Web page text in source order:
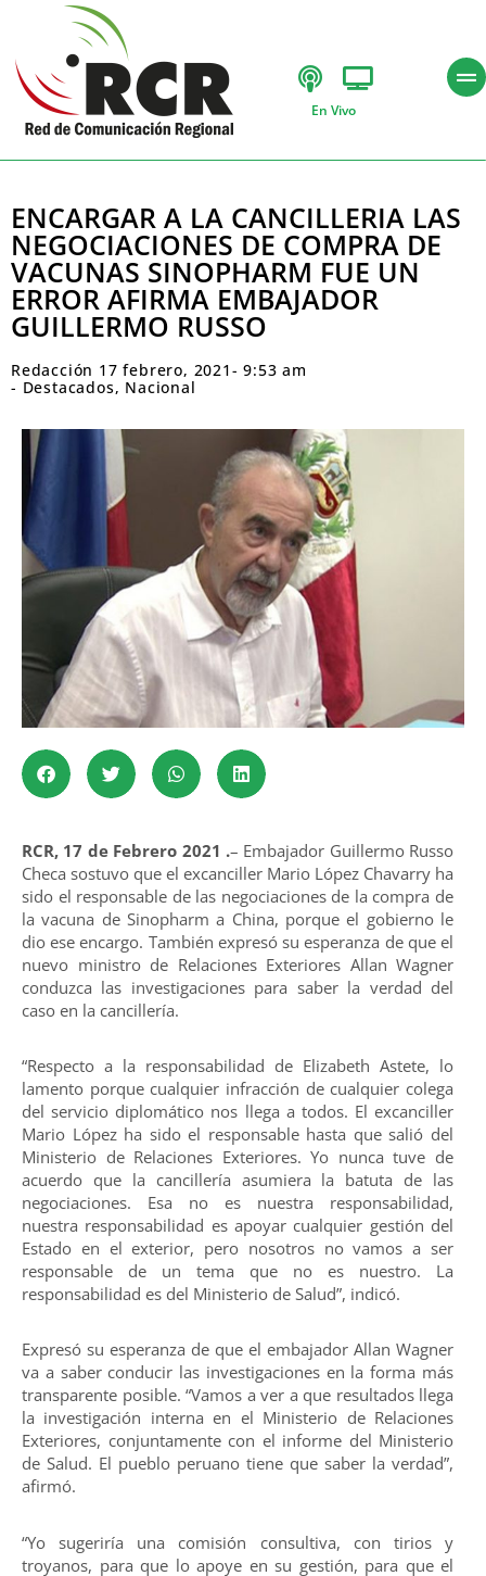
En Vivo
ENCARGAR A LA CANCILLERIA LAS
NEGOCIACIONES DE COMPRA DE
VACUNAS SINOPHARM FUE UN
ERROR AFIRMA EMBAJADOR
GUILLERMO RUSSO
Redacción 17 febrero, 2021- 9:53 am
- Destacados, Nacional
RCR, 17 de Febrero 2021 .– Embajador Guillermo Russo
Checa sostuvo que el excanciller Mario López Chavarry ha
sido el responsable de las negociaciones de la compra de
la vacuna de Sinopharm a China, porque el gobierno le
dio ese encargo. También expresó su esperanza de que el
nuevo ministro de Relaciones Exteriores Allan Wagner
conduzca las investigaciones para saber la verdad del
caso en la cancillería.
“Respecto a la responsabilidad de Elizabeth Astete, lo
lamento porque cualquier infracción de cualquier colega
del servicio diplomático nos llega a todos. El excanciller
Mario López ha sido el responsable hasta que salió del
Ministerio de Relaciones Exteriores. Yo nunca tuve de
acuerdo que la cancillería asumiera la batuta de las
negociaciones. Esa no es nuestra responsabilidad,
nuestra responsabilidad es apoyar cualquier gestión del
Estado en el exterior, pero nosotros no vamos a ser
responsable de un tema que no es nuestro. La
responsabilidad es del Ministerio de Salud”, indicó.
Expresó su esperanza de que el embajador Allan Wagner
va a saber conducir las investigaciones en la forma más
transparente posible. “Vamos a ver a que resultados llega
la investigación interna en el Ministerio de Relaciones
Exteriores, conjuntamente con el informe del Ministerio
de Salud. El pueblo peruano tiene que saber la verdad”,
afirmó.
“Yo sugeriría una comisión consultiva, con tirios y
troyanos, para que lo apoye en su gestión, para que el